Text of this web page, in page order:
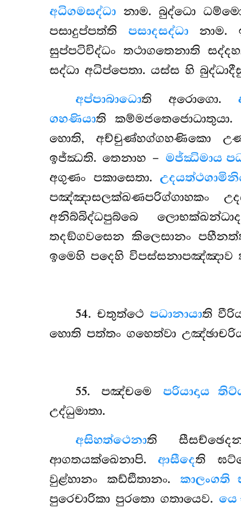
අධිගමසද්ධා නාම. බුද්ධො
පසාදුප්පත්ති පසාදසද්ධා නාම.
සුප්පටිවිද්ධං තථාගතෙනාති
සද්ධා අධිප්පෙතා. යස්ස හි
අප්පාබාධොති අරොගො.
ගහණියාති කම්මජතෙජොධාතුයා.
හොති, අච්චුණ්හග්ගහණිකො
ඉජ්ඣති. තෙනාහ – මජ්ඣිමාය
අගුණං පකාසෙතා.
පඤ්ඤාසලක්ඛණපරිග්ගාහකං
අනිබ්බිද්ධපුබ්බෙ
තදඞ්ගවසෙන කිලෙසානං
ඉමෙහි පදෙහි
54. චතුත්ථෙ පධානායාති
හොති පත්තං ගහෙත්වා
55. පඤ්චමෙ පරියාදාය
උද්ධුමාතා.
අසිහත්ථෙනාති
ආගතයක්ඛෙනාපි. ආසීදෙති
වුළ්හානං කඩ්ඪිතානං. කාලංගති
පුරෙචාරිකා පුරතො ගතායෙව. යෙ